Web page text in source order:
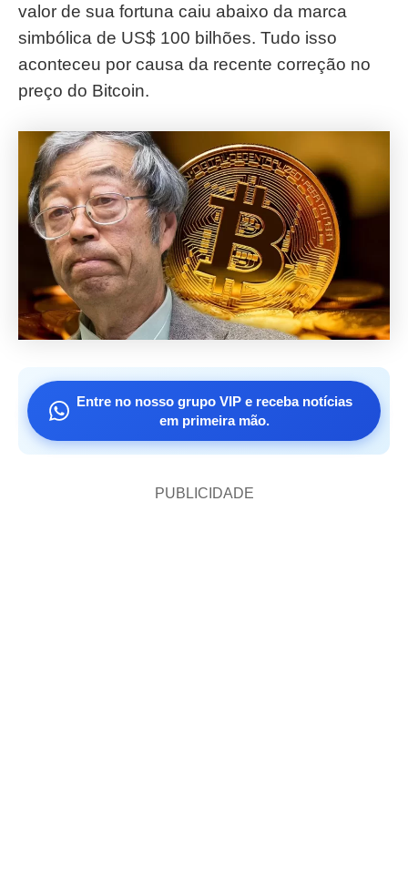
valor de sua fortuna caiu abaixo da marca
simbólica de US$ 100 bilhões. Tudo isso
aconteceu por causa da recente correção no
preço do Bitcoin.
Entre no nosso grupo VIP e receba notícias
em primeira mão.
PUBLICIDADE